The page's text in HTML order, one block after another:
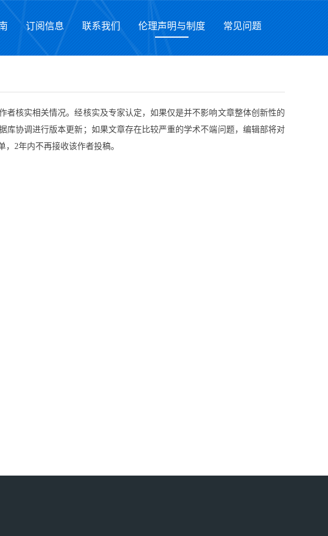
订阅信息 联系我们 伦理声明与制度 常见问题
核实相关情况。经核实及专家认定，如果仅是并不影响文章整体创新性的
协调进行版本更新；如果文章存在比较严重的学术不端问题，编辑部将对
2年内不再接收该作者投稿。